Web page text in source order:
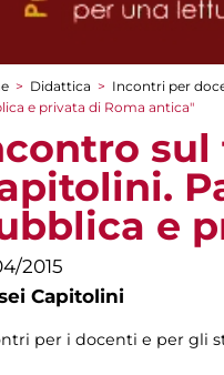
sei qui
> Didattica > Incontri per
e privata di Roma antica"
sul
e
2015
Capitolini
per i docenti e per gli